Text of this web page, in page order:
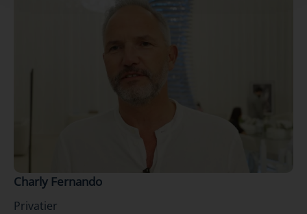
Charly Fernando
Privatier